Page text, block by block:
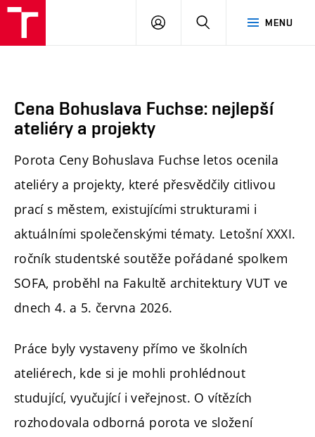
MENU
PŘIHLÁSIT
Cena Bohuslava Fuchse: nejlepší
ateliéry a projekty
Porota Ceny Bohuslava Fuchse letos ocenila
ateliéry a projekty, které přesvědčily citlivou
prací s městem, existujícími strukturami i
aktuálními společenskými tématy. Letošní XXXI.
ročník studentské soutěže pořádané spolkem
SOFA, proběhl na Fakultě architektury VUT ve
dnech 4. a 5. června 2026.
Práce byly vystaveny přímo ve školních
ateliérech, kde si je mohli prohlédnout
studující, vyučující i veřejnost. O vítězích
rozhodovala odborná porota ve složení